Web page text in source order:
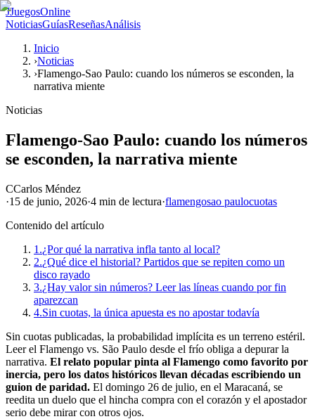
JJuegosOnline
NoticiasGuíasReseñasAnálisis
Inicio
›Noticias
›Flamengo-Sao Paulo: cuando los números se esconden, la
narrativa miente
Noticias
Flamengo-Sao Paulo: cuando los números
se esconden, la narrativa miente
CCarlos Méndez
·15 de junio, 2026·4 min de lectura·flamengosao paulocuotas
Contenido del artículo
1.¿Por qué la narrativa infla tanto al local?
2.¿Qué dice el historial? Partidos que se repiten como un
disco rayado
3.¿Hay valor sin números? Leer las líneas cuando por fin
aparezcan
4.Sin cuotas, la única apuesta es no apostar todavía
Sin cuotas publicadas, la probabilidad implícita es un terreno estéril.
Leer el Flamengo vs. São Paulo desde el frío obliga a depurar la
narrativa. El relato popular pinta al Flamengo como favorito por
inercia, pero los datos históricos llevan décadas escribiendo un
guion de paridad. El domingo 26 de julio, en el Maracaná, se
reedita un duelo que el hincha compra con el corazón y el apostador
serio debe mirar con otros ojos.